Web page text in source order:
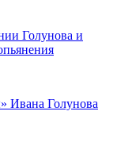
Голунова и
Ивана Голунова